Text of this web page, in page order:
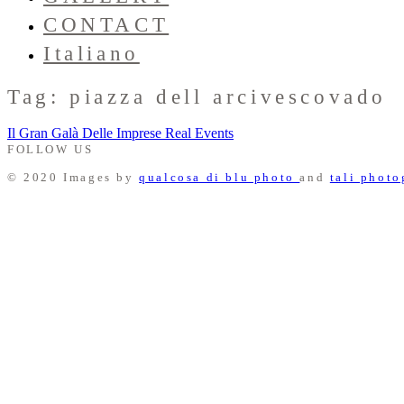
CONTACT
Italiano
Tag: piazza dell arcivescovado
Il Gran Galà Delle Imprese Real Events
FOLLOW US
© 2020 Images byqualcosa di blu photoand tali